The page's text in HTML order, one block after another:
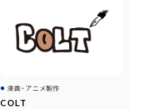
漫画・アニメ製作
COLT